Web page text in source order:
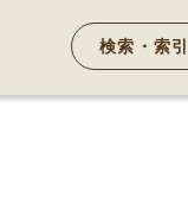
検索・索引